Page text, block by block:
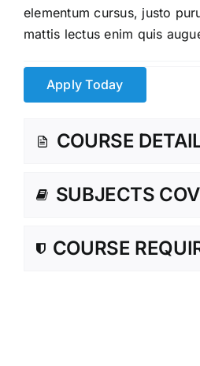
elementum cursus, justo
mattis lectus enim quis
Apply Today
COURSE
SUBJECTS
COURSE